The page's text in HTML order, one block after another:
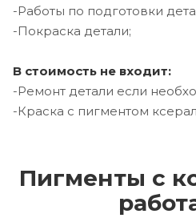
-Работы по подготовки
-Покраска детали;
В стоимость не входит:
-Ремонт детали если
-Краска с пигментом
Пигменты с